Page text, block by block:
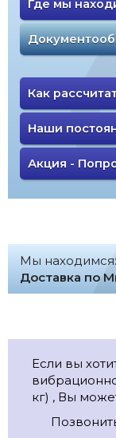
Где мы
Как
Наши
Акция -
Мы находимся:
Доставка по
Если вы
кг) , Вы